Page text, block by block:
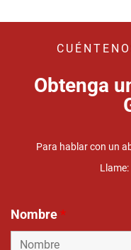
Obtenga
Para hablar con un
Llame:
Nombre*